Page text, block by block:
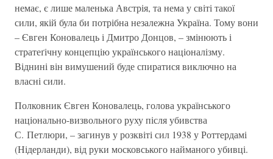
немає, є лише маленька Австрія, та нема у світі такої
сили, якій була би потрібна незалежна Україна. Тому вони
– Євген Коновалець і Дмитро Донцов, – змінюють і
стратеґічну концепцію українського націоналізму.
Віднині він вимушений буде спиратися виключно на
власні сили.
Полковник Євген Коновалець, голова українського
національно-визвольного руху після убивства
С. Петлюри, – загинув у розквіті сил 1938 у Роттердамі
(Нідерланди), від руки московського найманого убивці.